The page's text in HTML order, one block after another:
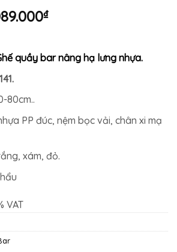
₫Giá
là:
quầy bar nâng hạ lưng nhựa.
80cm..
PP đúc, nệm bọc vải, chân xi mạ
xám, đỏ.
VAT